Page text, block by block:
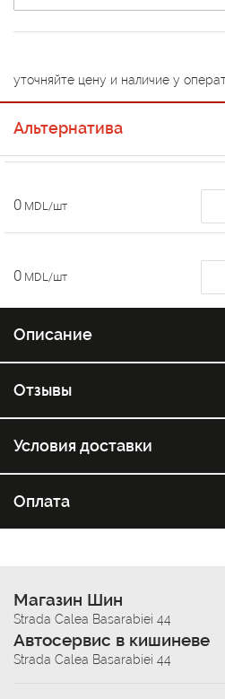
уточняйте цену и наличие у
Альтернатива
0 MDL/шт
0 MDL/шт
Описание
Отзывы
Условия доставки
Оплата
Магазин Шин
Strada Calea Basarabiei 44
Автосервис в кишиневе
Strada Calea Basarabiei 44